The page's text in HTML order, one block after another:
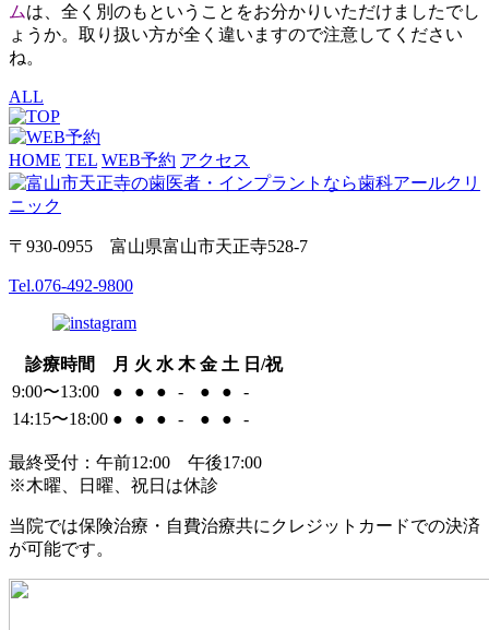
ムは、全く別のもということをお分かりいただけましたでし
ょうか。取り扱い方が全く違いますので注意してください
ね。
ALL
HOME TEL WEB予約 アクセス
〒930-0955 富山県富山市天正寺528-7
Tel.076-492-9800
診療時間 月 火 水 木 金 土 日/祝
9:00〜13:00
● ● ● - ● ●
-
14:15〜18:00 ● ● ● - ● ● -
最終受付：午前12:00 午後17:00
※木曜、日曜、祝日は休診
当院では保険治療・自費治療共にクレジットカードでの決済
が可能です。